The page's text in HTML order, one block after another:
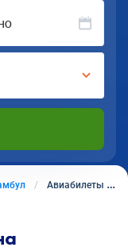
Авиабилеты из Намангана в Стамбул